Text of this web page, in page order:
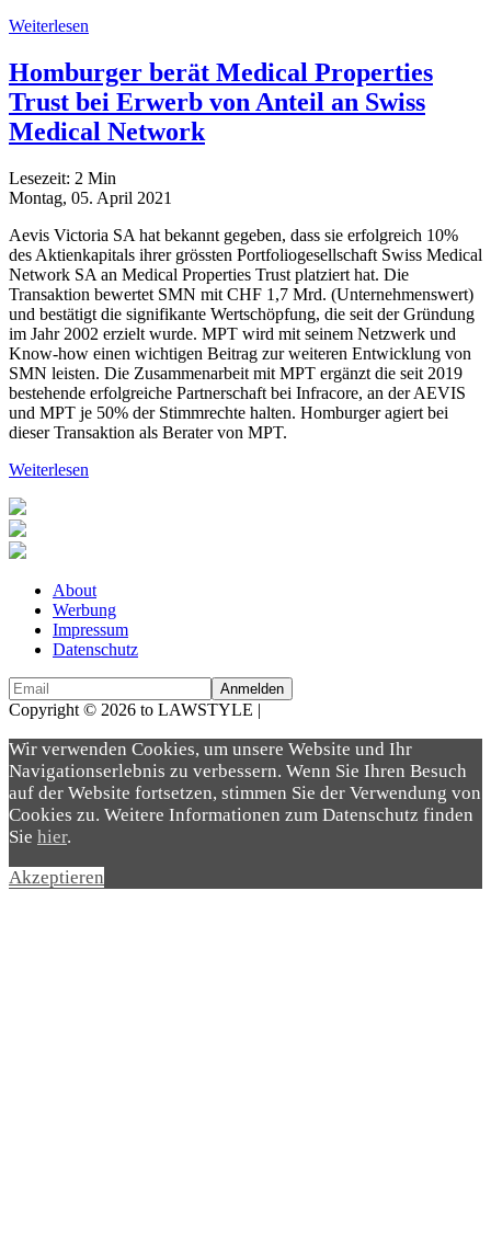
Weiterlesen
Homburger berät Medical Properties
Trust bei Erwerb von Anteil an Swiss
Medical Network
Lesezeit: 2 Min
Montag, 05. April 2021
Aevis Victoria SA hat bekannt gegeben, dass sie erfolgreich 10%
des Aktienkapitals ihrer grössten Portfoliogesellschaft Swiss Medical
Network SA an Medical Properties Trust platziert hat. Die
Transaktion bewertet SMN mit CHF 1,7 Mrd. (Unternehmenswert)
und bestätigt die signifikante Wertschöpfung, die seit der Gründung
im Jahr 2002 erzielt wurde. MPT wird mit seinem Netzwerk und
Know-how einen wichtigen Beitrag zur weiteren Entwicklung von
SMN leisten. Die Zusammenarbeit mit MPT ergänzt die seit 2019
bestehende erfolgreiche Partnerschaft bei Infracore, an der AEVIS
und MPT je 50% der Stimmrechte halten. Homburger agiert bei
dieser Transaktion als Berater von MPT.
Weiterlesen
About
Werbung
Impressum
Datenschutz
Copyright © 2026 to LAWSTYLE |
Wir verwenden Cookies, um unsere Website und Ihr
Navigationserlebnis zu verbessern. Wenn Sie Ihren Besuch
auf der Website fortsetzen, stimmen Sie der Verwendung von
Cookies zu. Weitere Informationen zum Datenschutz finden
Sie hier.
Akzeptieren